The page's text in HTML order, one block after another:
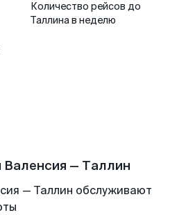
Количество рейсов до
Таллина в неделю
Валенсия — Таллин
— Таллин обслуживают